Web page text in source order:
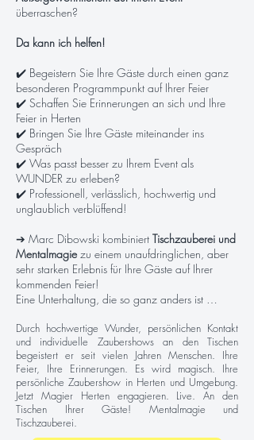
überraschen?
Da kann ich helfen!
✔️ Begeistern Sie Ihre Gäste durch einen ganz
besonderen Programmpunkt auf Ihrer Feier
✔️ Schaffen Sie Erinnerungen an sich und Ihre
Feier in Herten
✔️ Bringen Sie Ihre Gäste miteinander ins
Gespräch
✔️ Was passt besser zu Ihrem Event als
WUNDER zu erleben?
✔️ Professionell, verlässlich, hochwertig und
unglaublich verblüffend!
➔ Marc Dibowski kombiniert Tischzauberei und
Mentalmagiezu einem unaufdringlichen, aber
sehr starken Erlebnis für Ihre Gäste auf Ihrer
kommenden Feier!
Eine Unterhaltung, die so ganz anders ist …
Durch hochwertige Wunder, persönlichen Kontakt
und individuelle Zaubershows an den Tischen
begeistert er seit vielen Jahren Menschen. Ihre
Feier, Ihre Erinnerungen. Es wird magisch. Ihre
persönliche Zaubershow in Herten und Umgebung.
Jetzt Magier Herten engagieren. Live. An den
Tischen Ihrer Gäste! Mentalmagie und
Tischzauberei.